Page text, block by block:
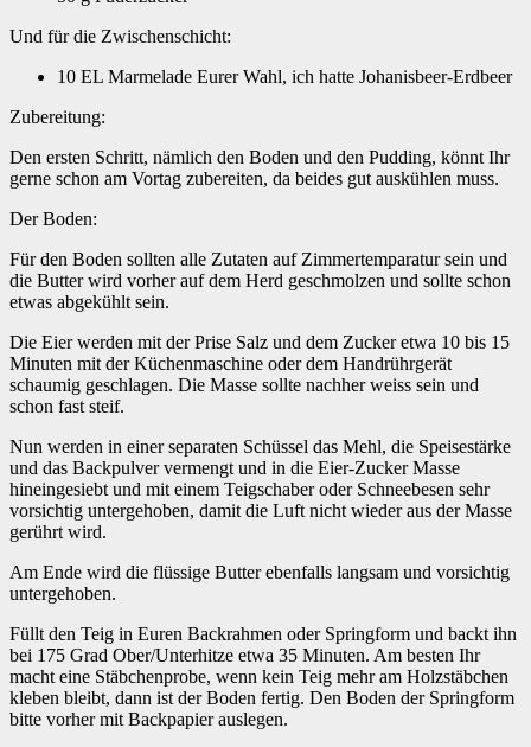
Und für die Zwischenschicht:
10 EL Marmelade Eurer Wahl, ich hatte Johanisbeer-Erdbeer
Zubereitung:
Den ersten Schritt, nämlich den Boden und den Pudding, könnt Ihr
gerne schon am Vortag zubereiten, da beides gut auskühlen muss.
Der Boden:
Für den Boden sollten alle Zutaten auf Zimmertemparatur sein und
die Butter wird vorher auf dem Herd geschmolzen und sollte schon
etwas abgekühlt sein.
Die Eier werden mit der Prise Salz und dem Zucker etwa 10 bis 15
Minuten mit der Küchenmaschine oder dem Handrührgerät
schaumig geschlagen. Die Masse sollte nachher weiss sein und
schon fast steif.
Nun werden in einer separaten Schüssel das Mehl, die Speisestärke
und das Backpulver vermengt und in die Eier-Zucker Masse
hineingesiebt und mit einem Teigschaber oder Schneebesen sehr
vorsichtig untergehoben, damit die Luft nicht wieder aus der Masse
gerührt wird.
Am Ende wird die flüssige Butter ebenfalls langsam und vorsichtig
untergehoben.
Füllt den Teig in Euren Backrahmen oder Springform und backt ihn
bei 175 Grad Ober/Unterhitze etwa 35 Minuten. Am besten Ihr
macht eine Stäbchenprobe, wenn kein Teig mehr am Holzstäbchen
kleben bleibt, dann ist der Boden fertig. Den Boden der Springform
bitte vorher mit Backpapier auslegen.